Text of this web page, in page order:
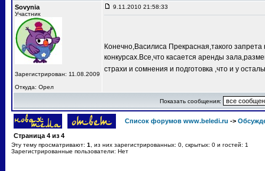
Sovynia
Участник
Зарегистрирован: 11.08.2009
Откуда: Орел
9.11.2010 21:58:33
Конечно,Василиса Прекрасная,такого
конкурсах.Все,что касается аренды
страхи и сомнения и подготовка ,что и у
Показать сообщения:
Список форумов www.beledi.ru ->
Страница 4 из 4
Эту тему просматривают: 1
, из них зарегистрированных: 0, скрытых: 0 и гостей: 1
Зарегистрированные пользователи: Нет